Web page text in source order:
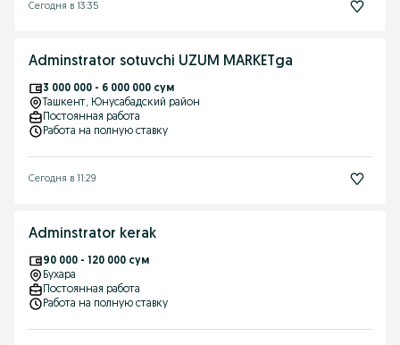
Сегодня в 13:35
Adminstrator sotuvchi UZUM MARKETga
3 000 000 - 6 000 000 сум
Ташкент, Юнусабадский район
Постоянная работа
Работа на полную ставку
Сегодня в 11:29
Adminstrator kerak
90 000 - 120 000 сум
Бухара
Постоянная работа
Работа на полную ставку